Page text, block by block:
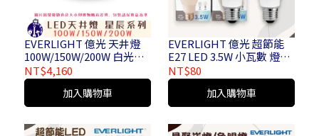
EVERLIGHT 億光 天井燈
100W/150W/200W 白光
6500K
NT$4,160
加入購物車
EVERLIGHT 億光 超節能
E27 LED 3.5W 小瓦數 燈泡
迷你型 白光/黃光
NT$80
加入購物車